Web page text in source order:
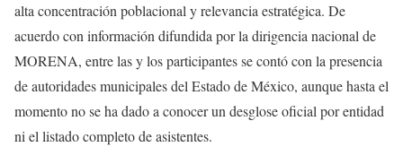
alta concentración poblacional y relevancia estratégica. De
acuerdo con información difundida por la dirigencia nacional de
MORENA, entre las y los participantes se contó con la presencia
de autoridades municipales del Estado de México, aunque hasta el
momento no se ha dado a conocer un desglose oficial por entidad
ni el listado completo de asistentes.